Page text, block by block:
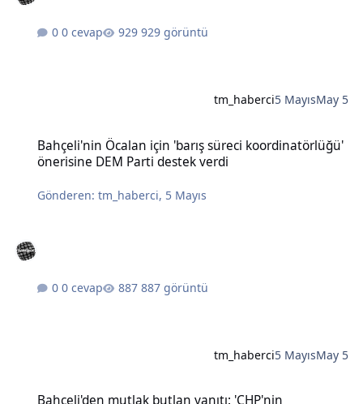
0 cevap 929 görüntü
tm_haberci5 MayısMay 5
Bahçeli'nin Öcalan için 'barış süreci koordinatörlüğü'
önerisine DEM Parti destek verdi
Gönderen:tm_haberci, 5 Mayıs
0 cevap 887 görüntü
tm_haberci5 MayısMay 5